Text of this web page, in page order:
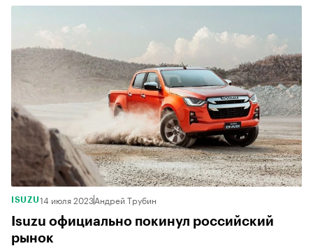
ISUZU14 июля 2023Андрей Трубин
Isuzu официально покинул российский
рынок